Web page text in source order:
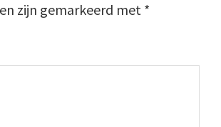
zijn gemarkeerd met *